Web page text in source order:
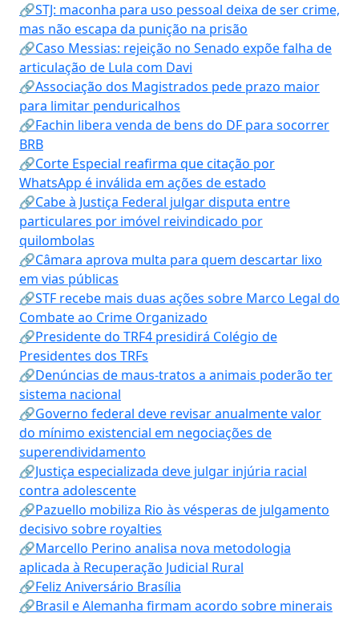
🔗STJ: maconha para uso pessoal deixa de ser crime,
mas não escapa da punição na prisão
🔗Caso Messias: rejeição no Senado expõe falha de
articulação de Lula com Davi
🔗Associação dos Magistrados pede prazo maior
para limitar penduricalhos
🔗Fachin libera venda de bens do DF para socorrer
BRB
🔗Corte Especial reafirma que citação por
WhatsApp é inválida em ações de estado
🔗Cabe à Justiça Federal julgar disputa entre
particulares por imóvel reivindicado por
quilombolas
🔗Câmara aprova multa para quem descartar lixo
em vias públicas
🔗STF recebe mais duas ações sobre Marco Legal do
Combate ao Crime Organizado
🔗Presidente do TRF4 presidirá Colégio de
Presidentes dos TRFs
🔗Denúncias de maus-tratos a animais poderão ter
sistema nacional
🔗Governo federal deve revisar anualmente valor
do mínimo existencial em negociações de
superendividamento
🔗Justiça especializada deve julgar injúria racial
contra adolescente
🔗Pazuello mobiliza Rio às vésperas de julgamento
decisivo sobre royalties
🔗Marcello Perino analisa nova metodologia
aplicada à Recuperação Judicial Rural
🔗Feliz Aniversário Brasília
🔗Brasil e Alemanha firmam acordo sobre minerais